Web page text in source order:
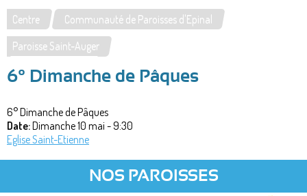
Vous
êtes
ici
Centre
Communauté de Paroisses d'Epinal
Paroisse Saint-Auger
6° Dimanche de Pâques
6° Dimanche de Pâques
Date:Dimanche 10 mai - 9:30
Eglise Saint-Etienne
NOS PAROISSES